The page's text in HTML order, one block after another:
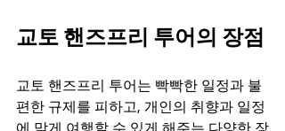
교토 핸즈프리 투어의 장점
교토 핸즈프리 투어는 빡빡한 일정과 불
편한 규제를 피하고, 개인의 취향과 일정
에 맞게 여행할 수 있게 해주는 다양한 장